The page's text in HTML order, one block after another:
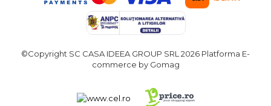
Utilaje Spalat Auto
©Copyright SC CASA IDEEA GROUP SRL 2026 Platforma E-
commerce by Gomag